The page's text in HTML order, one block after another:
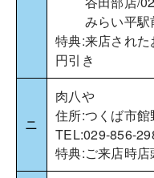
みらい平駅
特典:来店され
円引き
ニ
肉八や
住所:つくば市館
TEL:029-856-
特典:ご来店時店